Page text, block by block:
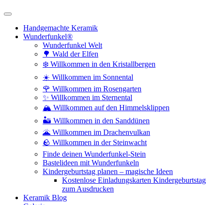
Handgemachte Keramik
Wunderfunkel®
Wunderfunkel Welt
🌳 Wald der Elfen
❄️ Willkommen in den Kristallbergen
☀️ Willkommen im Sonnental
🌹 Willkommen im Rosengarten
✨ Willkommen im Sternental
🏔️ Willkommen auf den Himmelsklippen
🏜️ Willkommen in den Sanddünen
🌋 Willkommen im Drachenvulkan
🪨 Willkommen in der Steinwacht
Finde deinen Wunderfunkel-Stein
Bastelideen mit Wunderfunkeln
Kindergeburtstag planen – magische Ideen
Kostenlose Einladungskarten Kindergeburtstag
zum Ausdrucken
Keramik Blog